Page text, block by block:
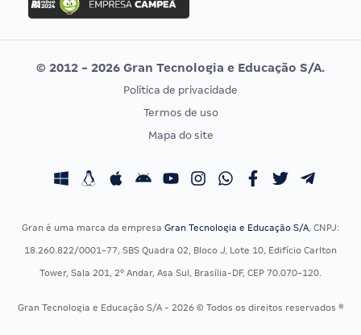
Concurso MPU
Editais publicados
Vunesp
CONCURSOS POR PROFISSÃO
Concursos Fiscais
Concursos Saúde
Residência Multiprofissional
EXAME DE ORDEM
Calendário OAB
© 2012 - 2026 Gran Tecnologia e Educação S/A.
Política de privacidade
Termos de uso
Mapa do site
Gran é uma marca da empresa Gran Tecnologia e Educação S/A, CNPJ:
18.260.822/0001-77, SBS Quadra 02, Bloco J, Lote 10, Edifício Carlton
Tower, Sala 201, 2º Andar, Asa Sul, Brasília-DF, CEP 70.070-120.
Gran Tecnologia e Educação S/A - 2026 © Todos os direitos reservados ®